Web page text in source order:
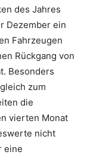
des Jahres
Dezember ein
Fahrzeugen
Rückgang von
Besonders
zum
die
vierten Monat
nicht
eine